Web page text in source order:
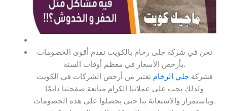
نحن في شركة جلى رخام بالكويت نقدم أقوى الخصومات
بأرخص الأسعار في معظم أوقات السنة.
فشركةجلي الرخام تعتبر من أرخص الشركات في الكويت
ولذلك يجب على عملائنا الكرام متابعة صفحتنا دائمًا
وباستمرار والاستعانة بنا حتى يحصلوا على هذه الخصومات.